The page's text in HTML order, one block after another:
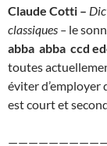
Claude Cotti –
classiques – le
abba abba ccd
toutes
éviter d’employer
est court et